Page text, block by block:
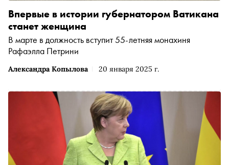
Александра Копылова 20 января 2025 г.
Впервые в истории губернатором Ватикана
станет женщина
В марте в должность вступит 55-летняя монахиня
Рафаэлла Петрини